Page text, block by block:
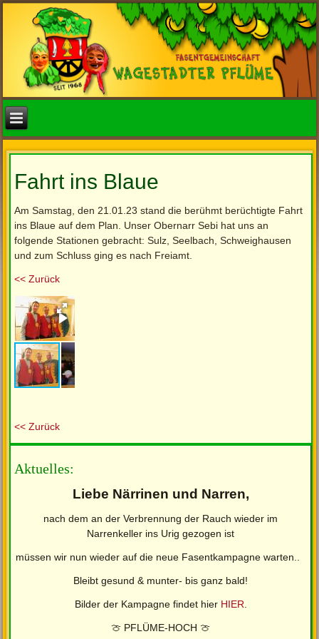
Fahrt ins Blaue
Am Samstag, den 21.01.23 stand die berühmt berüchtigte Fahrt
ins Blaue auf dem Plan. Unser Obernarr Sebi hat uns an
folgende Stationen gebracht: Sulz, Seelbach, Schweighausen
und zum Schluss ging es nach Freiamt.
<< Zurück
<< Zurück
Aktuelles:
Liebe Närrinen und Narren,
nach dem an der Verbrennung der Rauch wieder im
Narrenkeller ins Urig gezogen ist
müssen wir nun wieder auf die neue Fasentkampagne warten..
Bleibt gesund & munter- bis ganz bald!
Bilder der Kampagne findet hier HIER
🍈 PFLÜME-HOCH 🍈